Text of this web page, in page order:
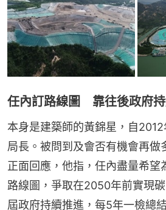
任內訂路線圖 靠往後政府
本身是建築師的黃錦星，自
局長。被問到及會否有機會再做
正面回應，他指，任內盡量希望
路線圖，爭取在2050年前實現
屆政府持續推進，每5年一檢總